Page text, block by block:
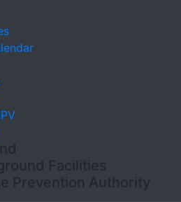
Facilities
Prevention Authority